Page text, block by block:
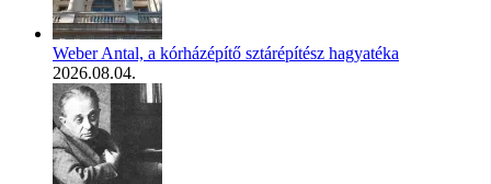
Weber Antal, a kórházépítő sztárépítész hagyatéka
2026.08.04.